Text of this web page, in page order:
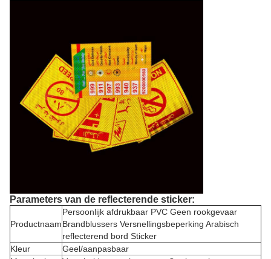
Parameters van de reflecterende sticker:
Productnaam
Persoonlijk afdrukbaar PVC Geen rookgevaar
Brandblussers Versnellingsbeperking Arabisch
reflecterend bord Sticker
Kleur
Geel/aanpasbaar